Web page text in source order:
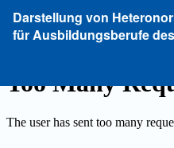
Artikeldetails
zurückkehren
Darstellung von
für Ausbildungsberufe